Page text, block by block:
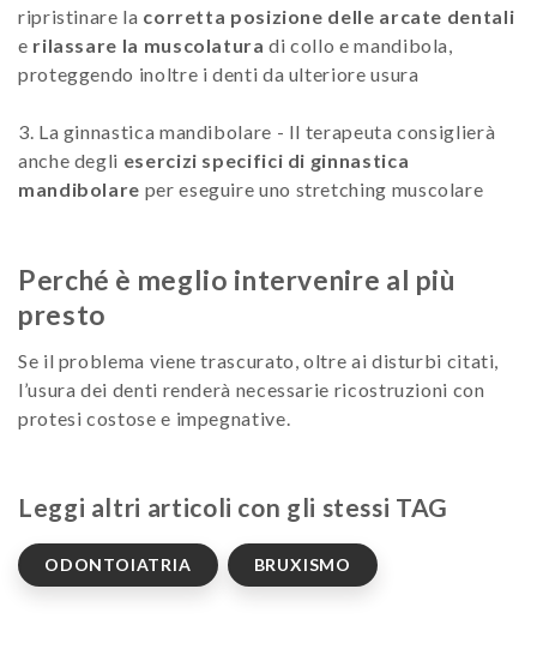
ripristinare la corretta posizione delle arcate dentali
e rilassare la muscolatura di collo e mandibola,
proteggendo inoltre i denti da ulteriore usura
3. La ginnastica mandibolare - Il terapeuta consiglierà
anche degli esercizi specifici di ginnastica
mandibolare per eseguire uno stretching muscolare
Perché è meglio intervenire al più
presto
Se il problema viene trascurato, oltre ai disturbi citati,
l’usura dei denti renderà necessarie ricostruzioni con
protesi costose e impegnative.
Leggi altri articoli con gli stessi TAG
ODONTOIATRIA BRUXISMO